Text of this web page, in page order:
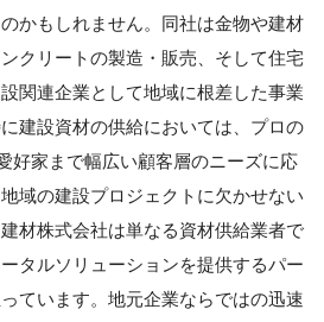
かもしれません。同社は金物や建材
クリートの製造・販売、そして住宅
関連企業として地域に根差した事業
建設資材の供給においては、プロの
好家まで幅広い顧客層のニーズに応
域の建設プロジェクトに欠かせない
材株式会社は単なる資材供給業者で
タルソリューションを提供するパー
ています。地元企業ならではの迅速